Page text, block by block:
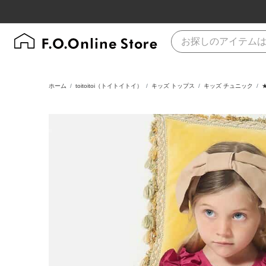
ホーム toitoitoi（トイトイトイ） キッズ トップス キッズ チュニック